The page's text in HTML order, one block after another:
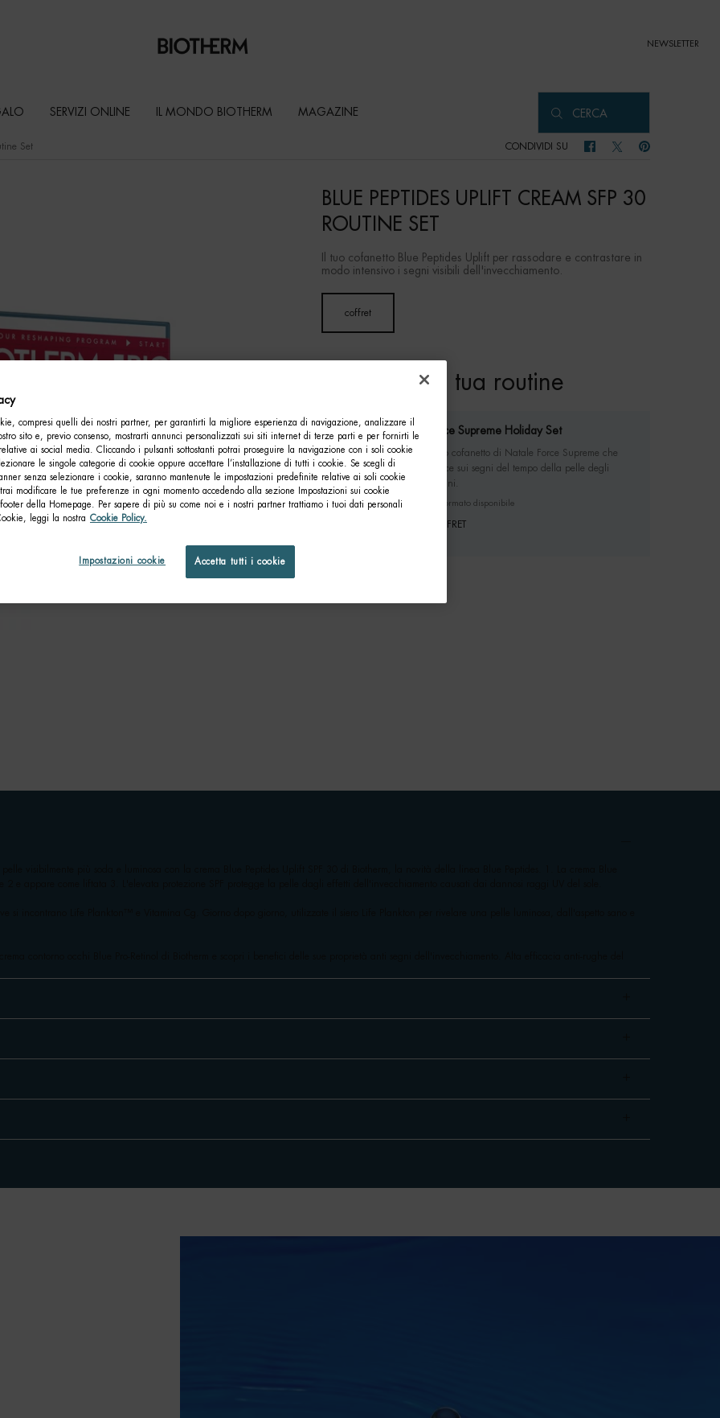
NEWSLETTER
SERVIZI ONLINE IL MONDO BIOTHERM MAGAZINE CERCA
Set CONDIVIDI SU CONDIVIDI SU FACEBOOK
CONDIVIDI SU TWITTER
CONDIVIDI SU
BLUE PEPTIDES UPLIFT CREAM SFP 30
ROUTINE SET
Il tuo cofanetto Blue Peptides Uplift per rassodare e contrastare in
modo intensivo i segni visibili dell'invecchiamento.
Selected
coffret
, 1 of 1
Completa la tua routine
Force Supreme Holiday Set
Il tuo cofanetto di Natale Force Supreme che
agisce sui segni del tempo della pelle degli
uomini.
Un formato disponibile
COFFRET
compresi quelli dei nostri partner, per garantirti la migliore esperienza di navigazione, analizzare il
sito e, previo consenso, mostrarti annunci personalizzati sui siti internet di terze parti e per fornirti le
ai social media. Cliccando i pulsanti sottostanti potrai proseguire la navigazione con i soli cookie
le singole categorie di cookie oppure accettare l’installazione di tutti i cookie. Se scegli di
senza selezionare i cookie, saranno mantenute le impostazioni predefinite relative ai soli cookie
modificare le tue preferenze in ogni momento accedendo alla sezione Impostazioni sui cookie
della Homepage. Per sapere di più su come noi e i nostri partner trattiamo i tuoi dati personali
leggi la nostra Cookie Policy.
Impostazioni cookie Accetta tutti i cookie